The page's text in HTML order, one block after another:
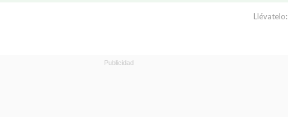
Llévatelo: